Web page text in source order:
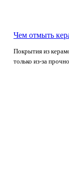
Чем отмыть
Покрытия из
только из-за